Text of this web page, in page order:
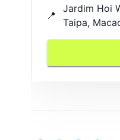
📍
Jardim Hoi
Taipa,